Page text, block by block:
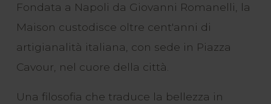
Fondata a Napoli da Giovanni Romanelli, la
Maison custodisce oltre cent'anni di
artigianalità italiana, con sede in Piazza
Cavour, nel cuore della città.
Una filosofia che traduce la bellezza in